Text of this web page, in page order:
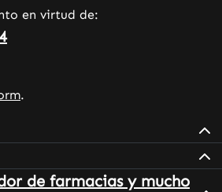
en virtud de:
.
de farmacias y mucho